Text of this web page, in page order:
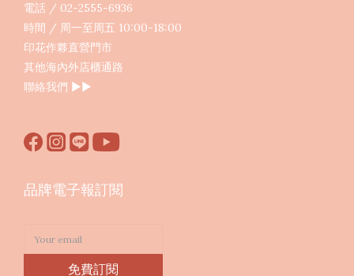
電話 / 02-2555-6936
時間 / 周一至周五 10:00-18:00
印花作夥直營門市
其他海內外店櫃通路
聯絡我們 ▶︎▶︎
品牌電子報訂閱
免費訂閱